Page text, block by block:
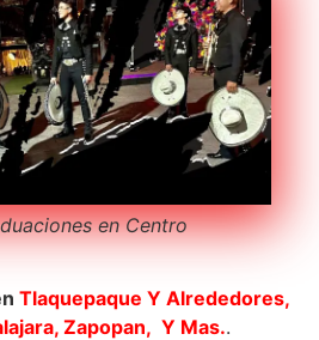
en Centro
Tlaquepaque Y Alrededores,
Zapopan, Y Mas..